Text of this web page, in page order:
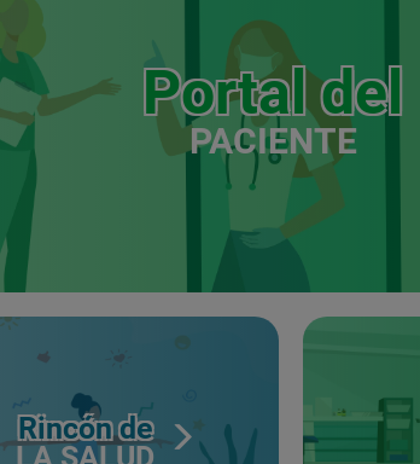
Portal del
PACIENTE
Rincón de